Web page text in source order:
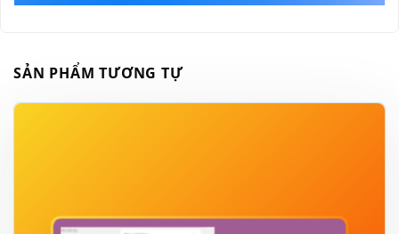
SẢN PHẨM TƯƠNG TỰ